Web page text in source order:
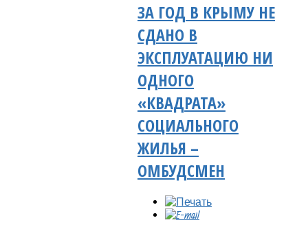
ЗА ГОД В КРЫМУ НЕ
СДАНО В
ЭКСПЛУАТАЦИЮ НИ
ОДНОГО
«КВАДРАТА»
СОЦИАЛЬНОГО
ЖИЛЬЯ –
ОМБУДСМЕН